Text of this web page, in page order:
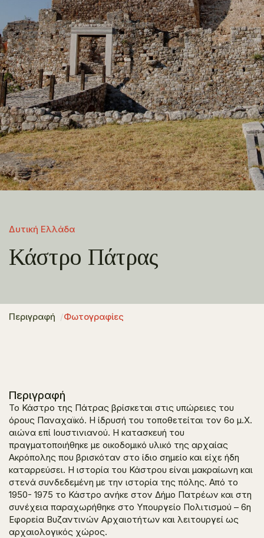
Δυτική Ελλάδα
Κάστρο Πάτρας
Περιγραφή Φωτογραφίες
Περιγραφή
Το Κάστρο της Πάτρας βρίσκεται στις υπώρειες του
όρους Παναχαϊκό. Η ίδρυσή του τοποθετείται τον 6ο μ.Χ.
αιώνα επί Ιουστινιανού. Η κατασκευή του
πραγματοποιήθηκε με οικοδομικό υλικό της αρχαίας
Ακρόπολης που βρισκόταν στο ίδιο σημείο και είχε ήδη
καταρρεύσει. Η ιστορία του Κάστρου είναι μακραίωνη και
στενά συνδεδεμένη με την ιστορία της πόλης. Από το
1950- 1975 το Κάστρο ανήκε στον Δήμο Πατρέων και στη
συνέχεια παραχωρήθηκε στο Υπουργείο Πολιτισμού – 6η
Εφορεία Βυζαντινών Αρχαιοτήτων και λειτουργεί ως
αρχαιολογικός χώρος.